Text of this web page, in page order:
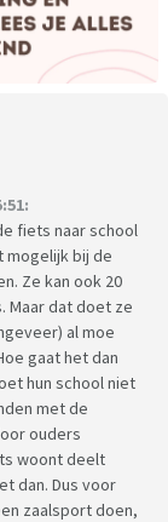
fiets naar school
mogelijk bij de
Ze kan ook 20
Maar dat doet ze
al moe
gaat het dan
hun school niet
met de
ouders
woont deelt
dan. Dus voor
zaalsport doen,